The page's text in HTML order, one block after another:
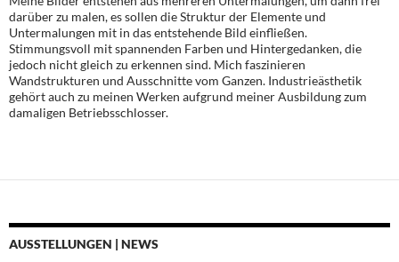
darüber zu malen, es sollen die Struktur der Elemente und
Untermalungen mit in das entstehende Bild einfließen.
Stimmungsvoll mit spannenden Farben und Hintergedanken, die
jedoch nicht gleich zu erkennen sind. Mich faszinieren
Wandstrukturen und Ausschnitte vom Ganzen. Industrieästhetik
gehört auch zu meinen Werken aufgrund meiner Ausbildung zum
damaligen Betriebsschlosser.
AUSSTELLUNGEN | NEWS